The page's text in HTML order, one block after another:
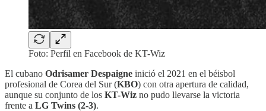
Foto: Perfil en Facebook de KT-Wiz
El cubano Odrisamer Despaigne inició el 2021 en el béisbol
profesional de Corea del Sur (KBO) con otra apertura de calidad,
aunque su conjunto de los KT-Wiz no pudo llevarse la victoria
frente a LG Twins (2-3).